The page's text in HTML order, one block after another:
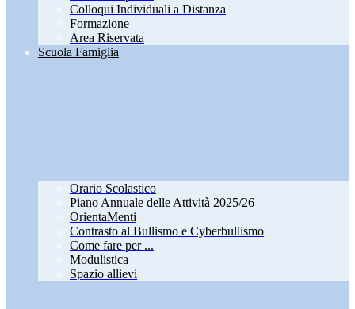
Colloqui Individuali a Distanza
Formazione
Area Riservata
Scuola Famiglia
Orario Scolastico
Piano Annuale delle Attività 2025/26
OrientaMenti
Contrasto al Bullismo e Cyberbullismo
Come fare per ...
Modulistica
Spazio allievi